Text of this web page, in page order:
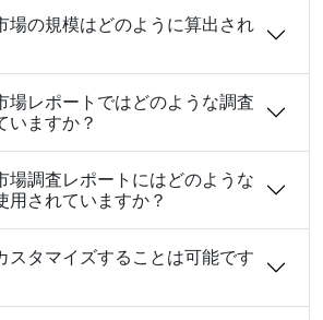
場の規模はどのように算出され
場レポートではどのような調査
いますか？
場調査レポートにはどのような
用されていますか？
スタマイズすることは可能です